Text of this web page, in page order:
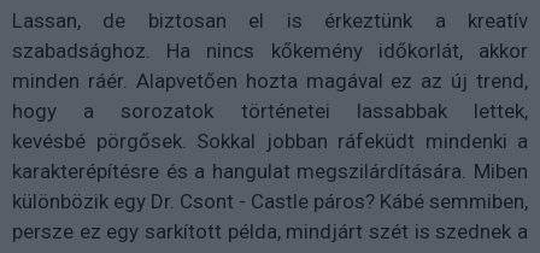
Lassan, de biztosan el is érkeztünk a kreatív
szabadsághoz. Ha nincs kőkemény időkorlát, akkor
minden ráér. Alapvetően hozta magával ez az új trend,
hogy a sorozatok történetei lassabbak lettek,
kevésbé pörgősek. Sokkal jobban ráfeküdt mindenki a
karakterépítésre és a hangulat megszilárdítására. Miben
különbözik egy Dr. Csont - Castle páros? Kábé semmiben,
persze ez egy sarkított példa, mindjárt szét is szednek a